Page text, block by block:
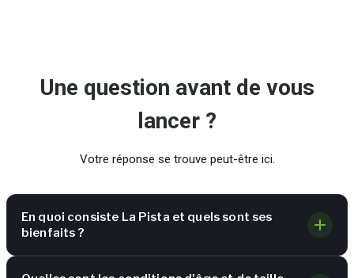
Une question avant de vous
lancer ?
Votre réponse se trouve peut-être ici.
En quoi consiste La Pista et quels sont ses
bienfaits ?